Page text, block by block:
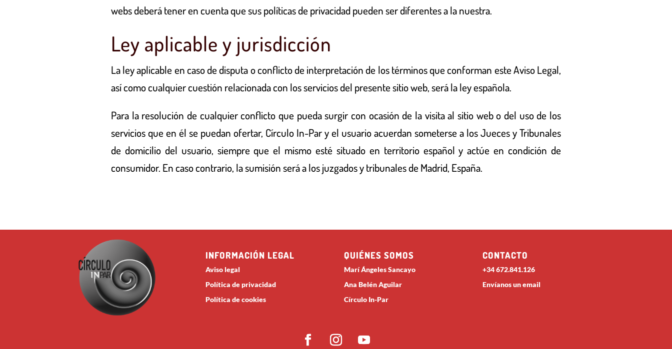
webs deberá tener en cuenta que sus políticas de privacidad pueden ser diferentes a la nuestra.
Ley aplicable y jurisdicción
La ley aplicable en caso de disputa o conflicto de interpretación de los términos que conforman este Aviso Legal,
así como cualquier cuestión relacionada con los servicios del presente sitio web, será la ley española.
Para la resolución de cualquier conflicto que pueda surgir con ocasión de la visita al sitio web o del uso de los
servicios que en él se puedan ofertar, Círculo In-Pary el usuario acuerdan someterse a los Jueces y Tribunales
de domicilio del usuario, siempre que el mismo esté situado en territorio español y actúe en condición de
consumidor. En caso contrario, la sumisión será a los juzgados y tribunales de Madrid, España.
INFORMACIÓN LEGAL
Aviso legal
Política de privacidad
Política de cookies
QUIÉNES SOMOS
Marí Ángeles Sancayo
Ana Belén Aguilar
Círculo In-Par
CONTACTO
+34 672.841.126
Envíanos un email